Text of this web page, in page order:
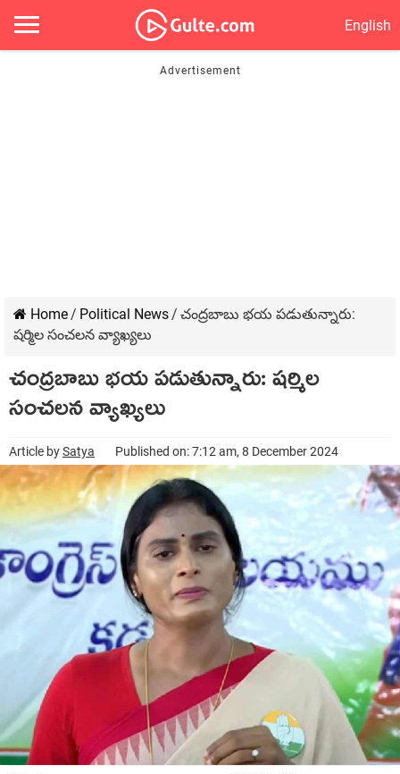
English
Home/ Political News/ చంద్ర‌బాబు భ‌య ప‌డుతున్నారు:
ష‌ర్మిల సంచ‌ల‌న వ్యాఖ్య‌లు
చంద్ర‌బాబు భ‌య ప‌డుతున్నారు: ష‌ర్మిల
సంచ‌ల‌న వ్యాఖ్య‌లు
Article bySatya Published on: 7:12 am, 8 December 2024